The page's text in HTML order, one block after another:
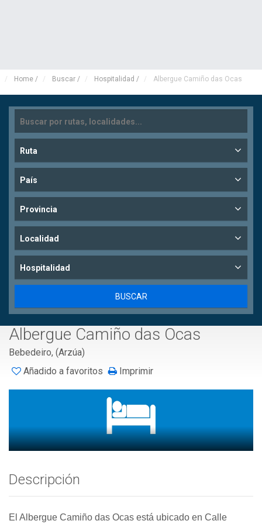
Home / Buscar / Hospitalidad / Albergue Camiño das Ocas
Ruta
País
Provincia
Localidad
Hospitalidad
Albergue Camiño das Ocas
Bebedeiro, (Arzúa)
Añadido a favoritos
Imprimir
Descripción
El Albergue Camiño das Ocas está ubicado en Calle